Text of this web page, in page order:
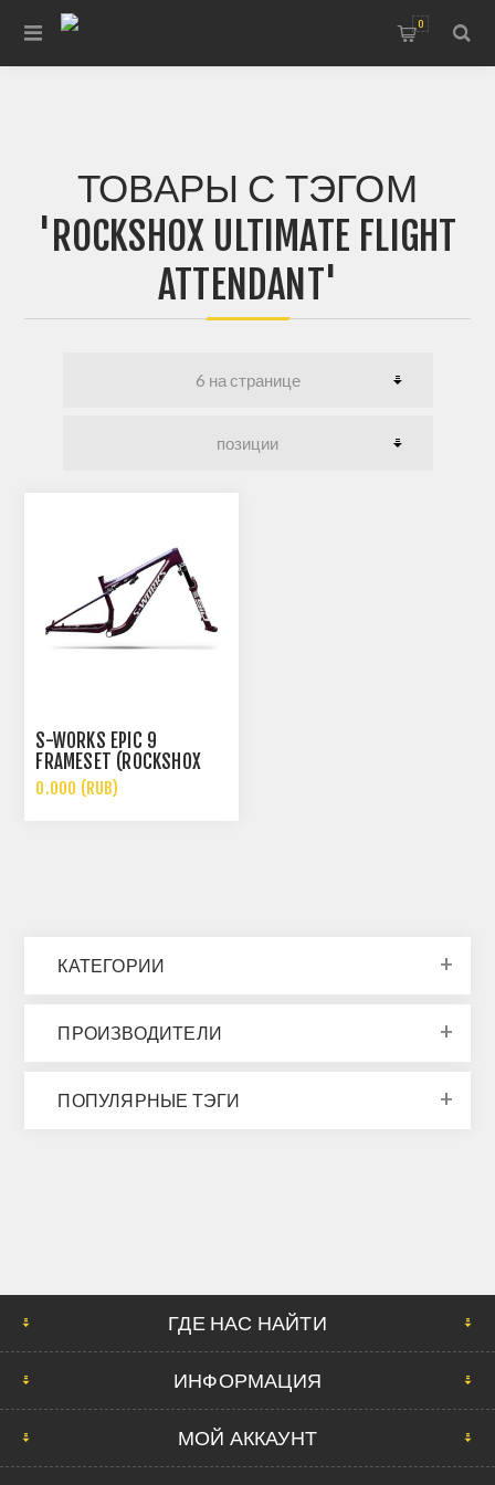
0
ТОВАРЫ С ТЭГОМ
'ROCKSHOX ULTIMATE FLIGHT
ATTENDANT'
S-WORKS EPIC 9
FRAMESET (ROCKSHOX
ULTIMATE FLIGHT
ATTENDANT)
0.000 (RUB)
КАТЕГОРИИ
ПРОИЗВОДИТЕЛИ
ПОПУЛЯРНЫЕ ТЭГИ
ГДЕ НАС НАЙТИ
ИНФОРМАЦИЯ
МОЙ АККАУНТ